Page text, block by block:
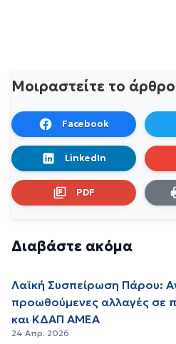
Μοιραστείτε το άρθρο
Facebook
LinkedIn
PDF
Διαβάστε ακόμα
Λαϊκή Συσπείρωση Πάρου:
προωθούμενες αλλαγές σε
και ΚΔΑΠ ΑΜΕΑ
24 Απρ. 2026